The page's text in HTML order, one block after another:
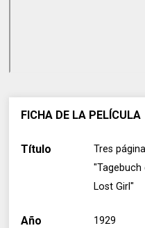
FICHA DE LA PELÍCULA
Título
Tres
"Tagebuch
Lost Girl"
Año 1929